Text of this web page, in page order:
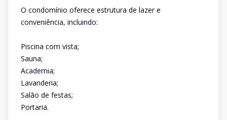
O condomínio oferece estrutura de lazer e
conveniência, incluindo:
Piscina com vista;
Sauna;
Academia;
Lavanderia;
Salão de festas;
Portaria.